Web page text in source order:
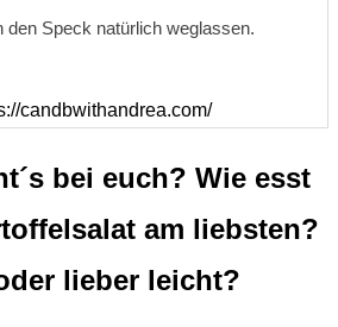
den Speck natürlich weglassen.
candbwithandrea.com/
bei euch? Wie esst
am liebsten?
lieber leicht?